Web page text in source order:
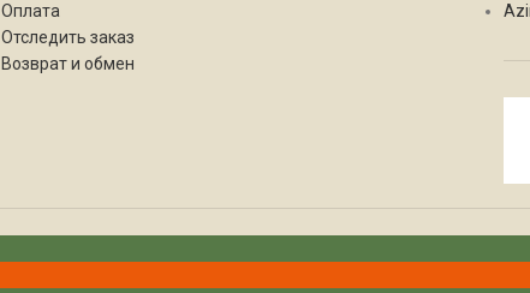
Оплата
Отследить заказ
Возврат и обмен